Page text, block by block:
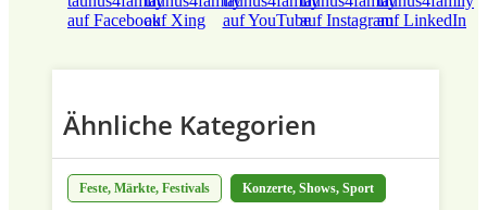
Ähnliche Kategorien
Feste, Märkte, Festivals Konzerte, Shows, Sport